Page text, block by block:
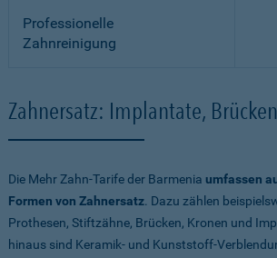
Professionelle
Zahnreinigung
Zahnersatz: Implantate,
Die Mehr Zahn-Tarife der Barmenia umfassen
Formen von Zahnersatz. Dazu zählen
Prothesen, Stiftzähne, Brücken, Kronen und
hinaus sind Keramik- und Kunststoff-